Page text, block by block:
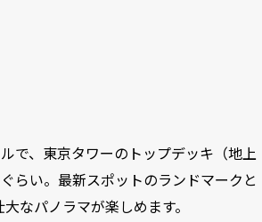
で、東京タワーのトップデッキ（地上
らい。最新スポットのランドマークと
なパノラマが楽しめます。